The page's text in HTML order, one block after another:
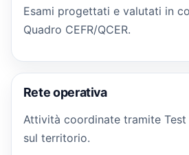
Esami progettati e valutati in
Quadro CEFR/QCER.
Rete operativa
Attività coordinate tramite
sul territorio.